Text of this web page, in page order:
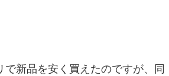
新品を安く買えたのですが、同